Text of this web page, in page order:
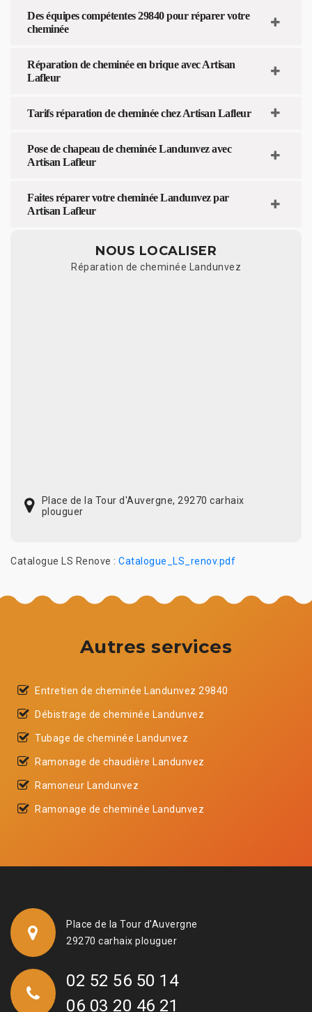
Des équipes compétentes 29840 pour réparer votre
cheminée
Réparation de cheminée en brique avec Artisan
Lafleur
Tarifs réparation de cheminée chez Artisan Lafleur
Pose de chapeau de cheminée Landunvez avec
Artisan Lafleur
Faites réparer votre cheminée Landunvez par
Artisan Lafleur
NOUS LOCALISER
Réparation de cheminée Landunvez
Place de la Tour d'Auvergne, 29270 carhaix
plouguer
Catalogue LS Renove : Catalogue_LS_renov.pdf
Autres services
Entretien de cheminée Landunvez 29840
Débistrage de cheminée Landunvez
Tubage de cheminée Landunvez
Ramonage de chaudière Landunvez
Ramoneur Landunvez
Ramonage de cheminée Landunvez
Place de la Tour d'Auvergne
29270 carhaix plouguer
02 52 56 50 14
06 03 20 46 21